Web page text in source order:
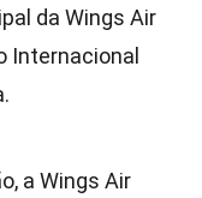
da Wings Air
Internacional
a Wings Air